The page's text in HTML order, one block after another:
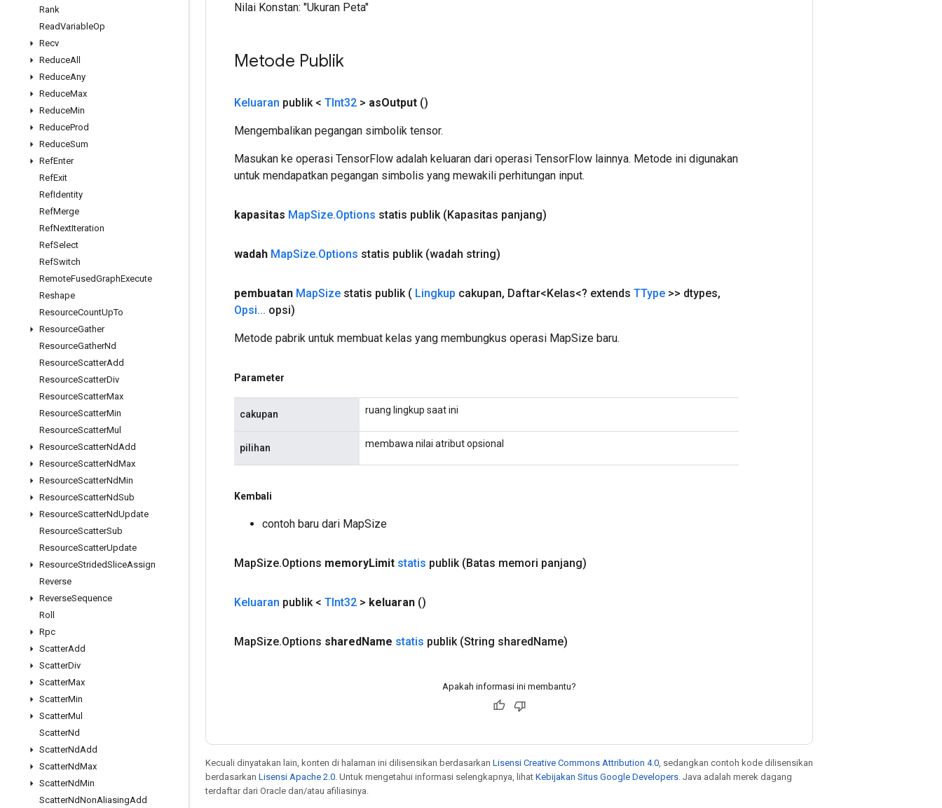
Rank
ReadVariableOp
Recv
ReduceAll
ReduceAny
ReduceMax
ReduceMin
ReduceProd
ReduceSum
RefEnter
RefExit
RefIdentity
RefMerge
RefNextIteration
RefSelect
RefSwitch
RemoteFusedGraphExecute
Reshape
ResourceCountUpTo
ResourceGather
ResourceGatherNd
ResourceScatterAdd
ResourceScatterDiv
ResourceScatterMax
ResourceScatterMin
ResourceScatterMul
ResourceScatterNdAdd
ResourceScatterNdMax
ResourceScatterNdMin
ResourceScatterNdSub
ResourceScatterNdUpdate
ResourceScatterSub
ResourceScatterUpdate
ResourceStridedSliceAssign
Reverse
ReverseSequence
Roll
Rpc
ScatterAdd
ScatterDiv
ScatterMax
ScatterMin
ScatterMul
ScatterNd
ScatterNdAdd
ScatterNdMax
ScatterNdMin
ScatterNdNonAliasingAdd
Nilai Konstan: "Ukuran Peta"
Metode Publik
Keluaran publik < TInt32 > asOutput ()
Mengembalikan pegangan simbolik tensor.
Masukan ke operasi TensorFlow adalah keluaran dari operasi TensorFlow lainnya. Metode ini digunakan
untuk mendapatkan pegangan simbolis yang mewakili perhitungan input.
kapasitas MapSize.Options statis publik (Kapasitas panjang)
wadah MapSize.Options statis publik (wadah string)
pembuatan MapSize statis publik ( Lingkup cakupan, Daftar<Kelas<? extends TType >> dtypes,
Opsi... opsi)
Metode pabrik untuk membuat kelas yang membungkus operasi MapSize baru.
Parameter
cakupan ruang lingkup saat ini
pilihan membawa nilai atribut opsional
Kembali
contoh baru dari MapSize
MapSize.Options memoryLimit statis publik (Batas memori panjang)
Keluaran publik < TInt32 > keluaran ()
MapSize.Options sharedName statis publik (String sharedName)
Apakah informasi ini membantu?
Kecuali dinyatakan lain, konten di halaman ini dilisensikan berdasarkan Lisensi Creative Commons Attribution 4.0 , sedangkan contoh kode dilisensikan
berdasarkan Lisensi Apache 2.0 . Untuk mengetahui informasi selengkapnya, lihat Kebijakan Situs Google Developers . Java adalah merek dagang
terdaftar dari Oracle dan/atau afiliasinya.